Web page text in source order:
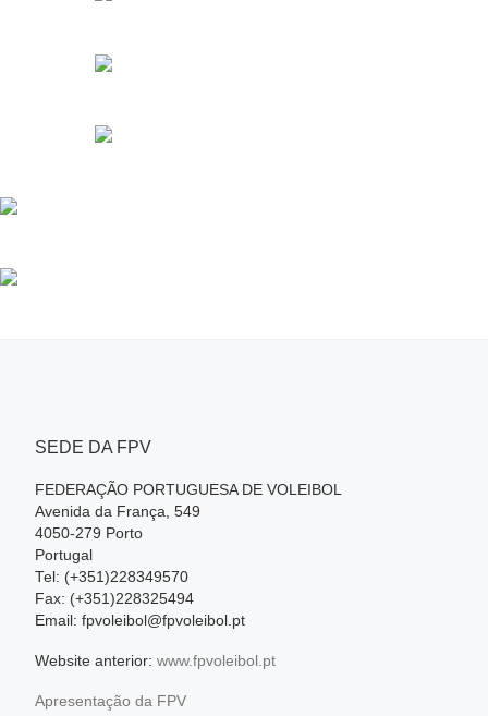
SEDE DA FPV
FEDERAÇÃO PORTUGUESA DE VOLEIBOL
Avenida da França, 549
4050-279 Porto
Portugal
Tel: (+351)228349570
Fax: (+351)228325494
Email: fpvoleibol@fpvoleibol.pt
Website anterior: www.fpvoleibol.pt
Apresentação da FPV